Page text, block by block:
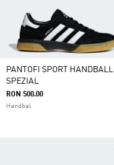
PANTOFI SPORT HANDBALL
SPEZIAL
RON 500.00
Handbal